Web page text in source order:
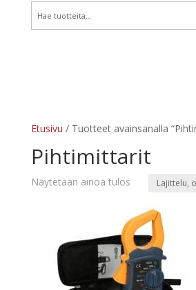
Etusivu / Tuotteet avainsanalla
Pihtimittarit
Näytetään ainoa tulos